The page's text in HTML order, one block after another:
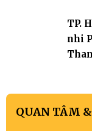
TP.
nhi
QUAN TÂM